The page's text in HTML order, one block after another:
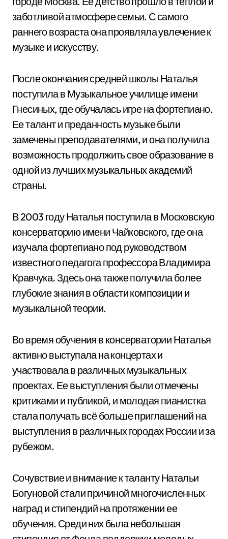
заботливой атмосфере семьи. С самого
раннего возраста она проявляла увлечение к
музыке и искусству.
После окончания средней школы Наталья
поступила в Музыкальное училище имени
Гнесиных, где обучалась игре на фортепиано.
Ее талант и преданность музыке были
замечены преподавателями, и она получила
возможность продолжить свое образование в
одной из лучших музыкальных академий
страны.
В 2003 году Наталья поступила в Московскую
консерваторию имени Чайковского, где она
изучала фортепиано под руководством
известного педагога профессора Владимира
Кравчука. Здесь она также получила более
глубокие знания в области композиции и
музыкальной теории.
Во время обучения в консерватории Наталья
активно выступала на концертах и
участвовала в различных музыкальных
проектах. Ее выступления были отмечены
критиками и публикой, и молодая пианистка
стала получать всё больше приглашений на
выступления в различных городах России и за
рубежом.
Сочувствие и внимание к таланту Натальи
Богуновой стали причиной многочисленных
наград и стипендий на протяжении ее
обучения. Среди них была небольшая